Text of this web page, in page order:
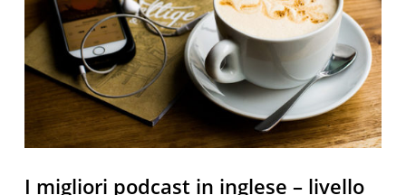
I migliori podcast in inglese – livello